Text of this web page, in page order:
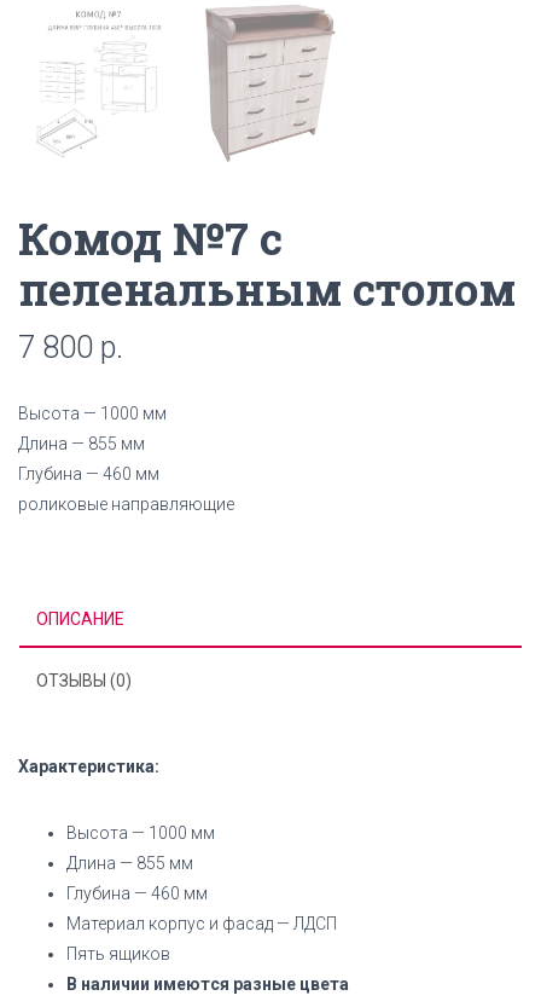
Комод №7 с
пеленальным столом
7 800 р.
Высота — 1000 мм
Длина — 855 мм
Глубина — 460 мм
роликовые направляющие
ОПИСАНИЕ
ОТЗЫВЫ (0)
Характеристика:
Высота — 1000 мм
Длина — 855 мм
Глубина — 460 мм
Материал корпус и фасад — ЛДСП
Пять ящиков
В наличии имеются разные цвета